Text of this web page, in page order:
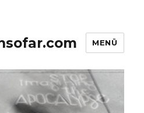
MENÜ